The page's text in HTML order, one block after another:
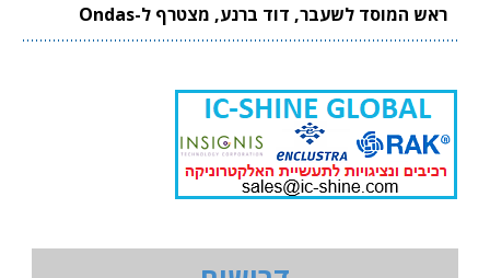
ראש המוסד לשעבר, דוד ברנע, מצטרף ל-Ondas